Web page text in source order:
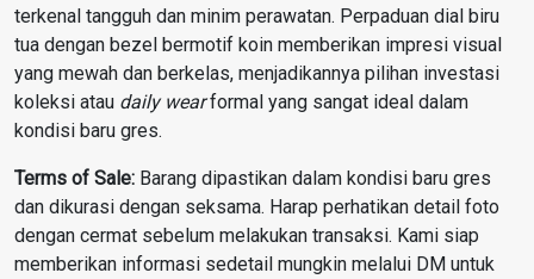
terkenal tangguh dan minim perawatan. Perpaduan dial biru
tua dengan bezel bermotif koin memberikan impresi visual
yang mewah dan berkelas, menjadikannya pilihan investasi
koleksi atau daily wearformal yang sangat ideal dalam
kondisi baru gres.
Terms of Sale: Barang dipastikan dalam kondisi baru gres
dan dikurasi dengan seksama. Harap perhatikan detail foto
dengan cermat sebelum melakukan transaksi. Kami siap
memberikan informasi sedetail mungkin melalui DM untuk